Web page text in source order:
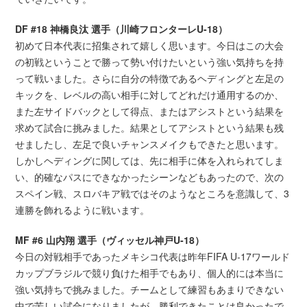
DF #18 神橋良汰 選手（川崎フロンターレU-18）
初めて日本代表に招集されて嬉しく思います。今日はこの大会
の初戦ということで勝って勢い付けたいという強い気持ちを持
って戦いました。さらに自分の特徴であるヘディングと左足の
キックを、レベルの高い相手に対してどれだけ通用するのか、
また左サイドバックとして得点、またはアシストという結果を
求めて試合に挑みました。結果としてアシストという結果も残
せましたし、左足で良いチャンスメイクもできたと思います。
しかしヘディングに関しては、先に相手に体を入れられてしま
い、的確なパスにできなかったシーンなどもあったので、次の
スペイン戦、スロバキア戦ではそのようなところを意識して、3
連勝を飾れるように戦います。
MF #6 山内翔 選手（ヴィッセル神戸U-18）
今日の対戦相手であったメキシコ代表は昨年FIFA U-17ワールド
カップブラジルで競り負けた相手でもあり、個人的には本当に
強い気持ちで挑みました。チームとして練習もあまりできない